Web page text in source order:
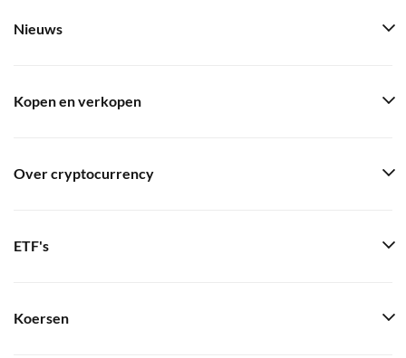
Nieuws
Kopen en verkopen
Over cryptocurrency
ETF's
Koersen